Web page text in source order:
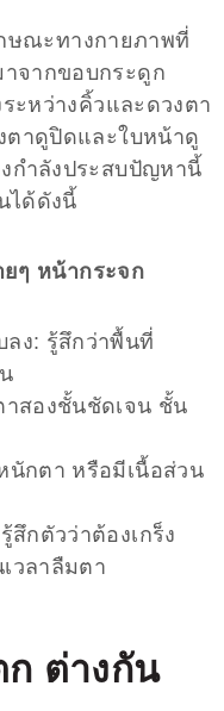
ษณะทางกายภาพที่
จากขอบกระดูก
ะหว่างคิ้วและดวงตา
ตาดูปิดและใบหน้าดู
กำลังประสบปัญหานี้
ได้ดังนี้
ยๆ หน้ากระจก
ลง: รู้สึกว่าพื้นที่
าสองชั้นชัดเจน ชั้น
นักตา หรือมีเนื้อส่วน
สึกตัวว่าต้องเกร็ง
วลาลืมตา
ต่างกัน